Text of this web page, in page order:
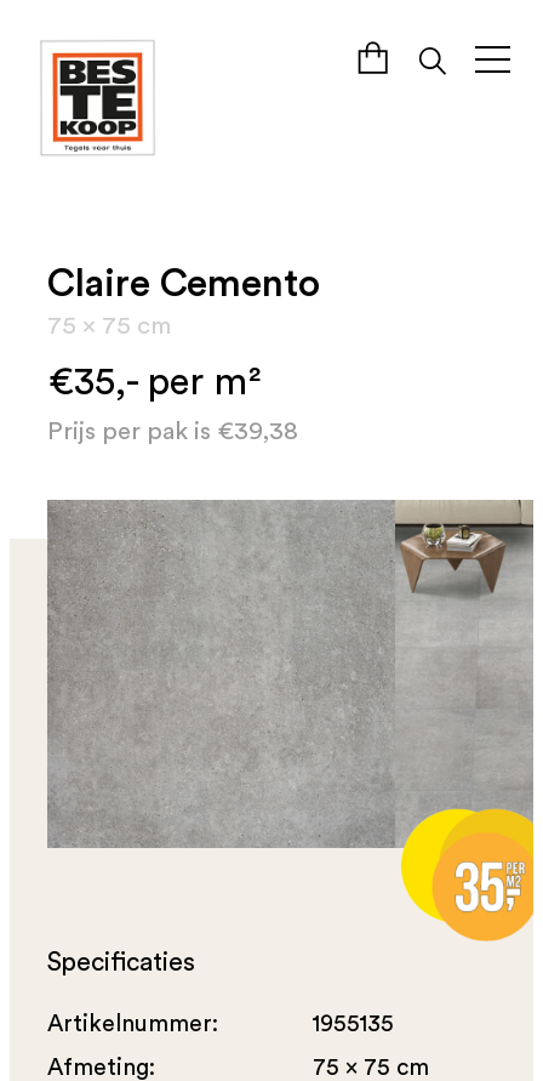
Claire Cemento
75 x 75 cm
€35,- per m²
Prijs per pak is €39,38
Specificaties
Artikelnummer:
1955135
Afmeting:
75 x 75 cm